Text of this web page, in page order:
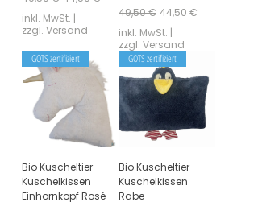
inkl. MwSt. |
zzgl. Versand
Standardpreis
49,50 € Sale-Preis
44,50 €
inkl. MwSt. |
zzgl. Versand
GOTS zertifiziert
Bio Kuscheltier-
Kuschelkissen
Einhornkopf Rosé
GOTS zertifiziert
Bio Kuscheltier-
Kuschelkissen
Rabe